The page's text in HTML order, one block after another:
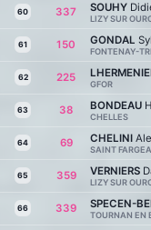
60 337 SOUHY
LIZY SUR
61 150 GONDAL
FONTENAY-
62 225
GFOR
63 38 BONDEAU
CHELLES
64 69 CHELINI
SAINT
65 359 VERNIERS
LIZY SUR
66 339 SPECEN-
TOURNAN EN